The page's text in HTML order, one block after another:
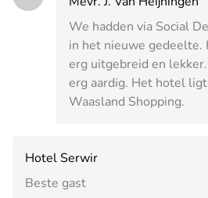
We hadden via Social
in het nieuwe
erg uitgebreid en
erg aardig. Het hotel
Waasland Shopping.
Hotel Serwir
Beste gast